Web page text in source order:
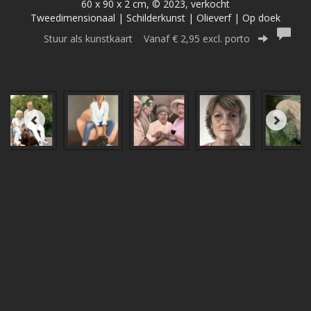
60 x 90 x 2 cm, © 2023, verkocht
Tweedimensionaal | Schilderkunst | Olieverf | Op doek
Stuur als kunstkaart Vanaf € 2,95 excl. porto